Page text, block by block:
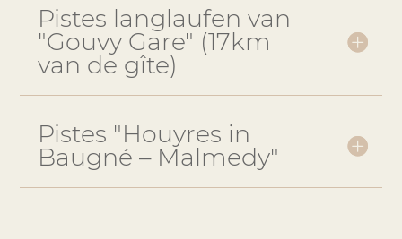
Pistes langlaufen van
"Gouvy Gare" (17km
van de gîte)
Pistes "Houyres in
Baugné – Malmedy"